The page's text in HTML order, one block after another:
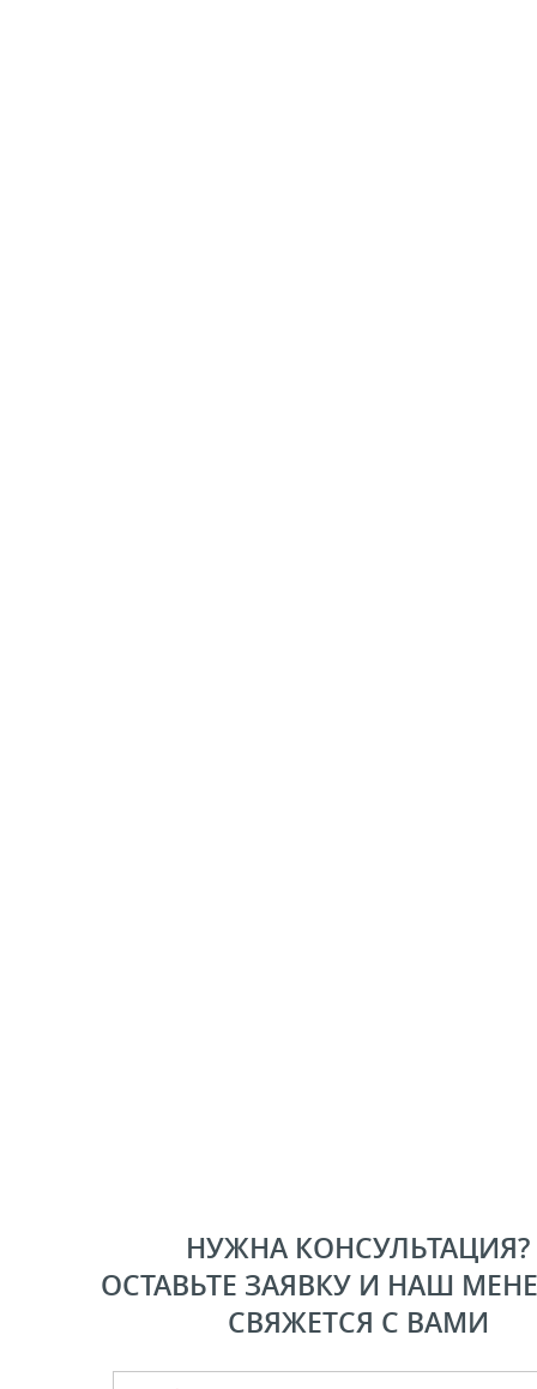
НУЖНА КОНСУЛЬТАЦИЯ?
ОСТАВЬТЕ ЗАЯВКУ И НАШ
СВЯЖЕТСЯ С ВАМИ